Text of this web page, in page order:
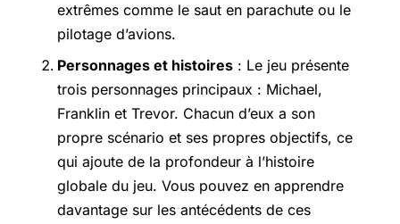
extrêmes comme le saut en parachute ou le
pilotage d’avions.
Personnages et histoires : Le jeu présente
trois personnages principaux : Michael,
Franklin et Trevor. Chacun d’eux a son
propre scénario et ses propres objectifs, ce
qui ajoute de la profondeur à l’histoire
globale du jeu. Vous pouvez en apprendre
davantage sur les antécédents de ces